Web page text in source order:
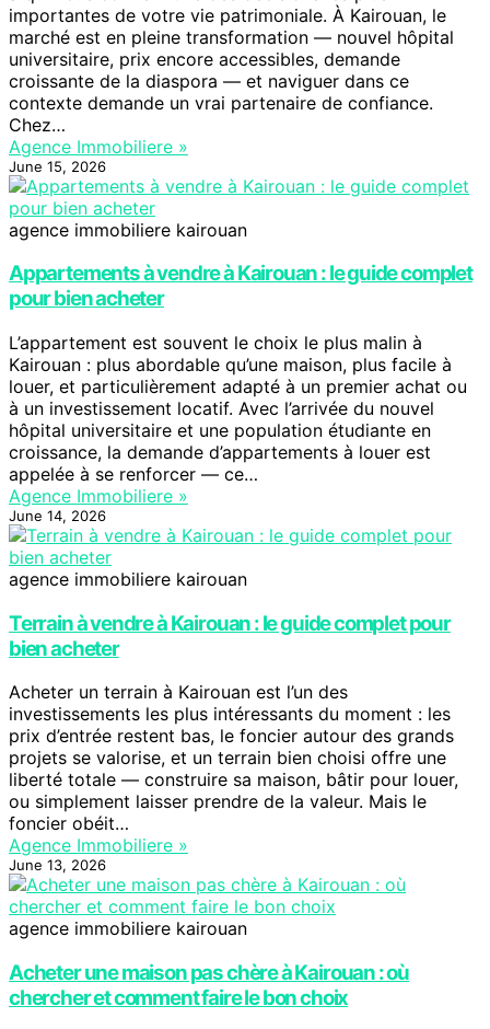
importantes de votre vie patrimoniale. À Kairouan, le
marché est en pleine transformation — nouvel hôpital
universitaire, prix encore accessibles, demande
croissante de la diaspora — et naviguer dans ce
contexte demande un vrai partenaire de confiance.
Chez…
Agence Immobiliere »
June 15, 2026
agence immobiliere kairouan
Appartements à vendre à Kairouan : le guide complet
pour bien acheter
L’appartement est souvent le choix le plus malin à
Kairouan : plus abordable qu’une maison, plus facile à
louer, et particulièrement adapté à un premier achat ou
à un investissement locatif. Avec l’arrivée du nouvel
hôpital universitaire et une population étudiante en
croissance, la demande d’appartements à louer est
appelée à se renforcer — ce…
Agence Immobiliere »
June 14, 2026
agence immobiliere kairouan
Terrain à vendre à Kairouan : le guide complet pour
bien acheter
Acheter un terrain à Kairouan est l’un des
investissements les plus intéressants du moment : les
prix d’entrée restent bas, le foncier autour des grands
projets se valorise, et un terrain bien choisi offre une
liberté totale — construire sa maison, bâtir pour louer,
ou simplement laisser prendre de la valeur. Mais le
foncier obéit…
Agence Immobiliere »
June 13, 2026
agence immobiliere kairouan
Acheter une maison pas chère à Kairouan : où
chercher et comment faire le bon choix